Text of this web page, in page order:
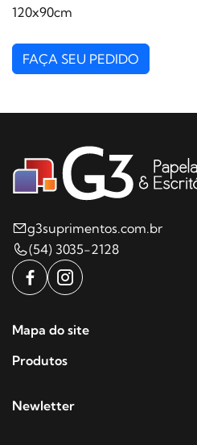
120x90cm
FAÇA SEU PEDIDO
g3suprimentos.com.br
(54) 3035-2128
Mapa do site
Produtos
Newletter